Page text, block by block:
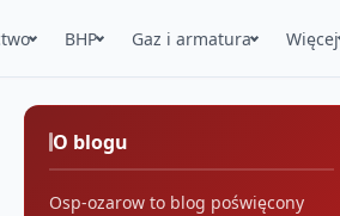
BHP Gaz i armatura Więcej
O blogu
Osp-ozarow to blog poświęcony